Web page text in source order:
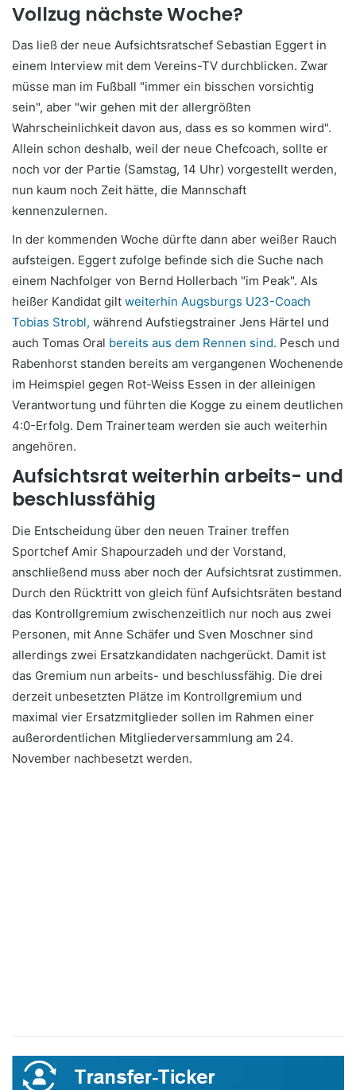
Vollzug nächste Woche?
Das ließ der neue Aufsichtsratschef Sebastian Eggert in
einem Interview mit dem Vereins-TV durchblicken. Zwar
müsse man im Fußball "immer ein bisschen vorsichtig
sein", aber "wir gehen mit der allergrößten
Wahrscheinlichkeit davon aus, dass es so kommen wird".
Allein schon deshalb, weil der neue Chefcoach, sollte er
noch vor der Partie (Samstag, 14 Uhr) vorgestellt werden,
nun kaum noch Zeit hätte, die Mannschaft
kennenzulernen.
In der kommenden Woche dürfte dann aber weißer Rauch
aufsteigen. Eggert zufolge befinde sich die Suche nach
einem Nachfolger von Bernd Hollerbach "im Peak". Als
heißer Kandidat gilt weiterhin Augsburgs U23-Coach
Tobias Strobl, während Aufstiegstrainer Jens Härtel und
auch Tomas Oral bereits aus dem Rennen sind. Pesch und
Rabenhorst standen bereits am vergangenen Wochenende
im Heimspiel gegen Rot-Weiss Essen in der alleinigen
Verantwortung und führten die Kogge zu einem deutlichen
4:0-Erfolg. Dem Trainerteam werden sie auch weiterhin
angehören.
Aufsichtsrat weiterhin arbeits- und
beschlussfähig
Die Entscheidung über den neuen Trainer treffen
Sportchef Amir Shapourzadeh und der Vorstand,
anschließend muss aber noch der Aufsichtsrat zustimmen.
Durch den Rücktritt von gleich fünf Aufsichtsräten bestand
das Kontrollgremium zwischenzeitlich nur noch aus zwei
Personen, mit Anne Schäfer und Sven Moschner sind
allerdings zwei Ersatzkandidaten nachgerückt. Damit ist
das Gremium nun arbeits- und beschlussfähig. Die drei
derzeit unbesetzten Plätze im Kontrollgremium und
maximal vier Ersatzmitglieder sollen im Rahmen einer
außerordentlichen Mitgliederversammlung am 24.
November nachbesetzt werden.